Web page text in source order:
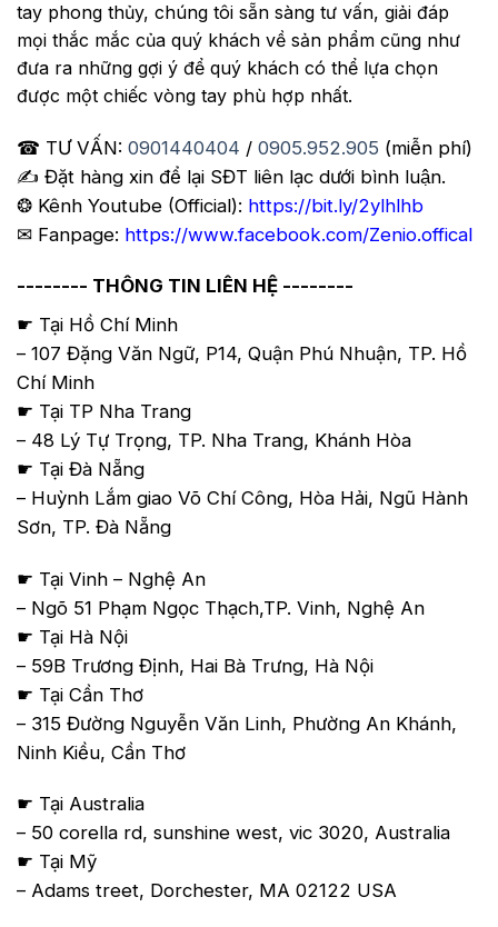
tay phong thủy, chúng tôi sẵn sàng tư vấn, giải đáp
mọi thắc mắc của quý khách về sản phẩm cũng như
đưa ra những gợi ý để quý khách có thể lựa chọn
được một chiếc vòng tay phù hợp nhất.
☎ TƯ VẤN: 0901440404 / 0905.952.905 (miễn phí)
✍️ Đặt hàng xin để lại SĐT liên lạc dưới bình luận.
❂ Kênh Youtube (Official): https://bit.ly/2ylhlhb
✉ Fanpage: https://www.facebook.com/Zenio.offical
-------- THÔNG TIN LIÊN HỆ --------
☛ Tại Hồ Chí Minh
– 107 Đặng Văn Ngữ, P14, Quận Phú Nhuận, TP. Hồ
Chí Minh
☛ Tại TP Nha Trang
– 48 Lý Tự Trọng, TP. Nha Trang, Khánh Hòa
☛ Tại Đà Nẵng
– Huỳnh Lắm giao Võ Chí Công, Hòa Hải, Ngũ Hành
Sơn, TP. Đà Nẵng
☛ Tại Vinh – Nghệ An
– Ngõ 51 Phạm Ngọc Thạch,TP. Vinh, Nghệ An
☛ Tại Hà Nội
– 59B Trương Định, Hai Bà Trưng, Hà Nội
☛ Tại Cần Thơ
– 315 Đường Nguyễn Văn Linh, Phường An Khánh,
Ninh Kiều, Cần Thơ
☛ Tại Australia
– 50 corella rd, sunshine west, vic 3020, Australia
☛ Tại Mỹ
– Adams treet, Dorchester, MA 02122 USA